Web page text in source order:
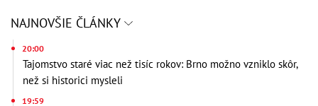
NAJNOVŠIE ČLÁNKY
20:00
Tajomstvo staré viac než tisíc rokov: Brno možno vzniklo skôr,
než si historici mysleli
19:59